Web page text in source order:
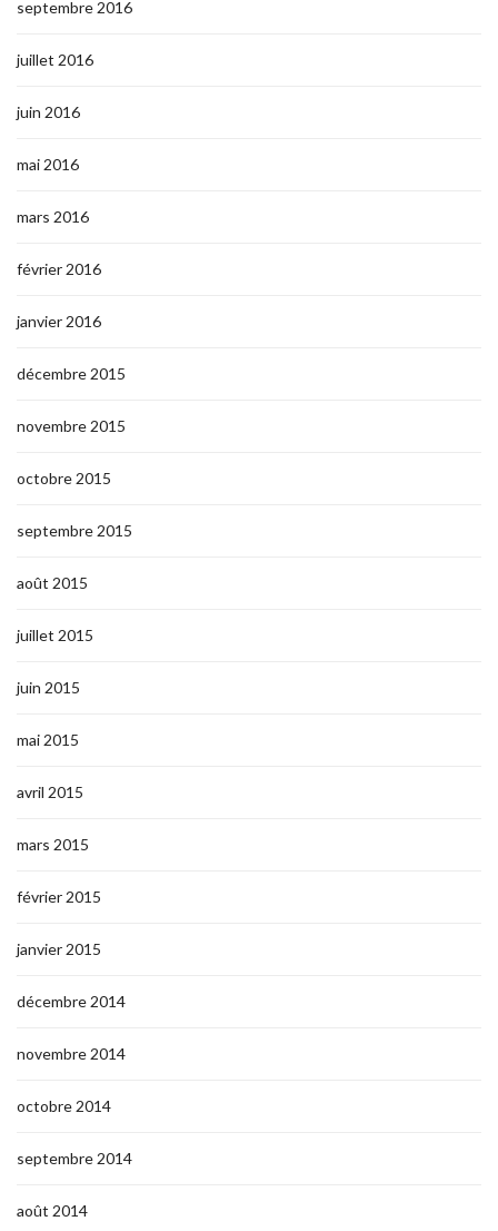
septembre 2016
juillet 2016
juin 2016
mai 2016
mars 2016
février 2016
janvier 2016
décembre 2015
novembre 2015
octobre 2015
septembre 2015
août 2015
juillet 2015
juin 2015
mai 2015
avril 2015
mars 2015
février 2015
janvier 2015
décembre 2014
novembre 2014
octobre 2014
septembre 2014
août 2014